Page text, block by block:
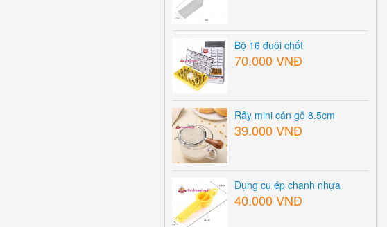
Bộ 16 đuôi chốt
70.000 VNĐ
Rây mini cán gỗ 8.5cm
39.000 VNĐ
Dụng cụ ép chanh nhựa
40.000 VNĐ